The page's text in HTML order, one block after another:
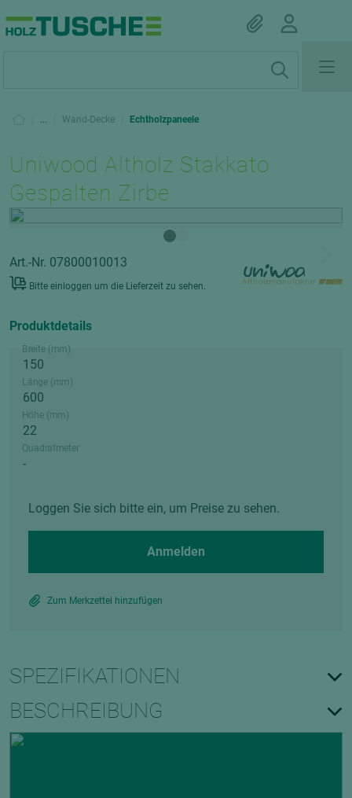
... Wand-Decke Echtholzpaneele
Uniwood Altholz Stakkato
Gespalten Zirbe
Art.-Nr. 07800010013
Bitte einloggen um die Lieferzeit zu sehen.
Produktdetails
Breite (mm)
Länge (mm)
Höhe (mm)
Quadratmeter
Loggen Sie sich bitte ein, um Preise zu sehen.
Anmelden
Zum Merkzettel hinzufügen
SPEZIFIKATIONEN
BESCHREIBUNG